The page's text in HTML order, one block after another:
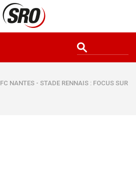
FC NANTES - STADE RENNAIS : FOCUS SUR